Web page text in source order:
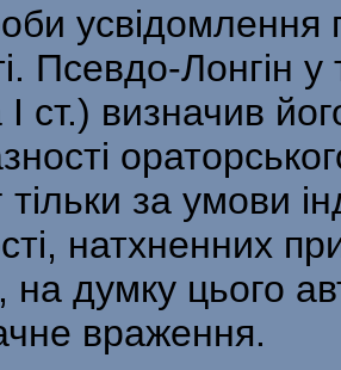
усвідомлення
Псевдо-Лонгін у
ст.) ви­значив
тільки за умови
натхненних
на думку цього
враження.